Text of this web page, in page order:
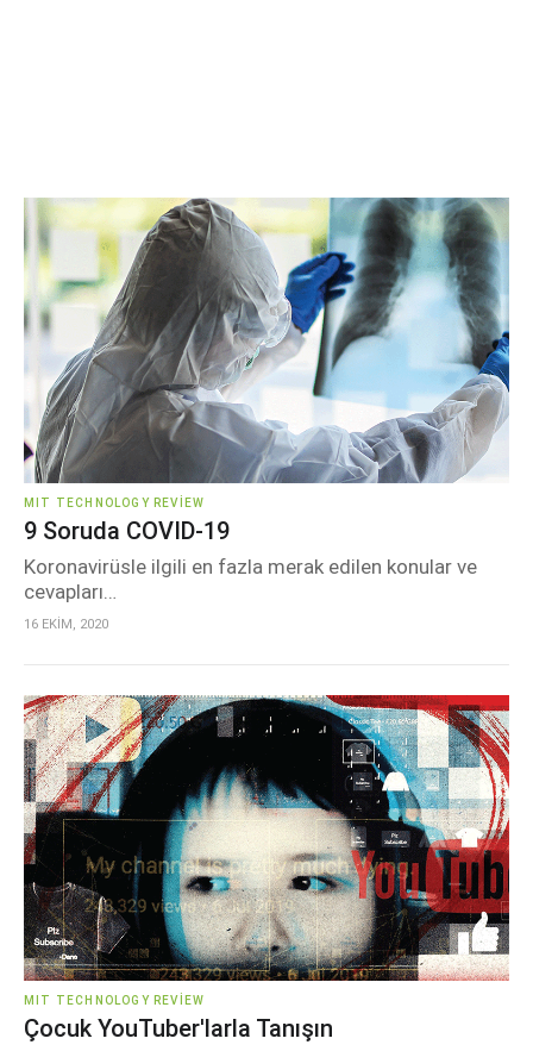
MIT TECHNOLOGY REVIEW
9 Soruda COVID-19
Koronavirüsle ilgili en fazla merak edilen konular ve
cevapları…
16 EKİM, 2020
MIT TECHNOLOGY REVIEW
Çocuk YouTuber'larla Tanışın